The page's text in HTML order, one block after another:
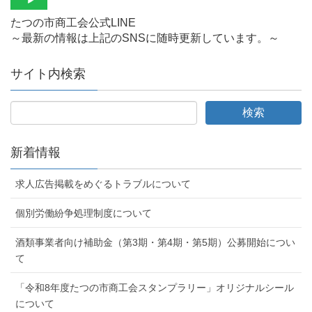
たつの市商工会公式LINE
～最新の情報は上記のSNSに随時更新しています。～
サイト内検索
新着情報
求人広告掲載をめぐるトラブルについて
個別労働紛争処理制度について
酒類事業者向け補助金（第3期・第4期・第5期）公募開始につい
て
「令和8年度たつの市商工会スタンプラリー」オリジナルシール
について